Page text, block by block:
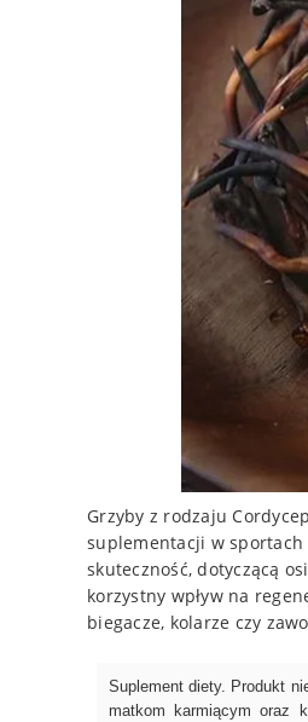
Grzyby z rodzaju
suplementacji w sportach
skuteczność, dotyczącą
korzystny wpływ na
biegacze, kolarze czy